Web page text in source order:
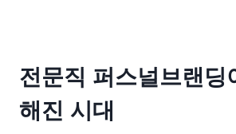
전문직 퍼스널브랜딩
해진 시대